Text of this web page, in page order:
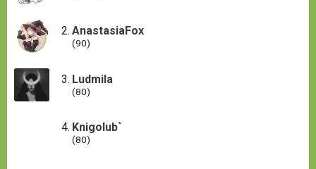
AnastasiaFox
(90)
Ludmila
(80)
Knigolub`
(80)